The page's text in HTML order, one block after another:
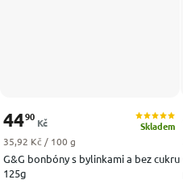
G&G bonbóny s bylinkami a bez cukru
125g
Skladem
4490
Kč
Měrná cena:
35,92 Kč / 100 g